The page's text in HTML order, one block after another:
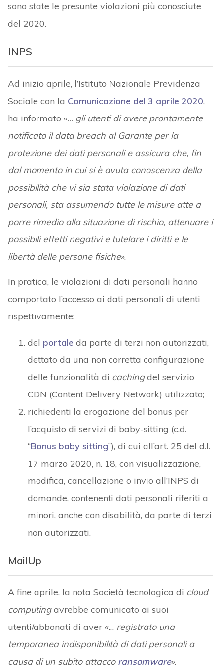
sono state le presunte violazioni più conosciute
del 2020.
INPS
Ad inizio aprile, l’Istituto Nazionale Previdenza
Sociale con la Comunicazione del 3 aprile 2020,
ha informato «… gli utenti di avere prontamente
notificato il data breach al Garante per la
protezione dei dati personali e assicura che, fin
dal momento in cui si è avuta conoscenza della
possibilità che vi sia stata violazione di dati
personali, sta assumendo tutte le misure atte a
porre rimedio alla situazione di rischio, attenuare i
possibili effetti negativi e tutelare i diritti e le
libertà delle persone fisiche».
In pratica, le violazioni di dati personali hanno
comportato l’accesso ai dati personali di utenti
rispettivamente:
del portale da parte di terzi non autorizzati,
dettato da una non corretta configurazione
delle funzionalità di cachingdel servizio
CDN (Content Delivery Network) utilizzato;
richiedenti la erogazione del bonus per
l’acquisto di servizi di baby-sitting (c.d.
“Bonus baby sitting”), di cui all’art. 25 del d.l.
17 marzo 2020, n. 18, con visualizzazione,
modifica, cancellazione o invio all’INPS di
domande, contenenti dati personali riferiti a
minori, anche con disabilità, da parte di terzi
non autorizzati.
MailUp
A fine aprile, la nota Società tecnologica di cloud
computingavrebbe comunicato ai suoi
utenti/abbonati di aver «… registrato una
temporanea indisponibilità di dati personali a
causa di un subito attacco ransomware».